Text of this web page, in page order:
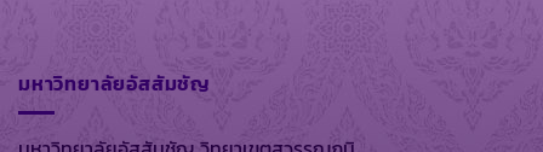
มหาวิทยาลัยอัสสัมชัญ